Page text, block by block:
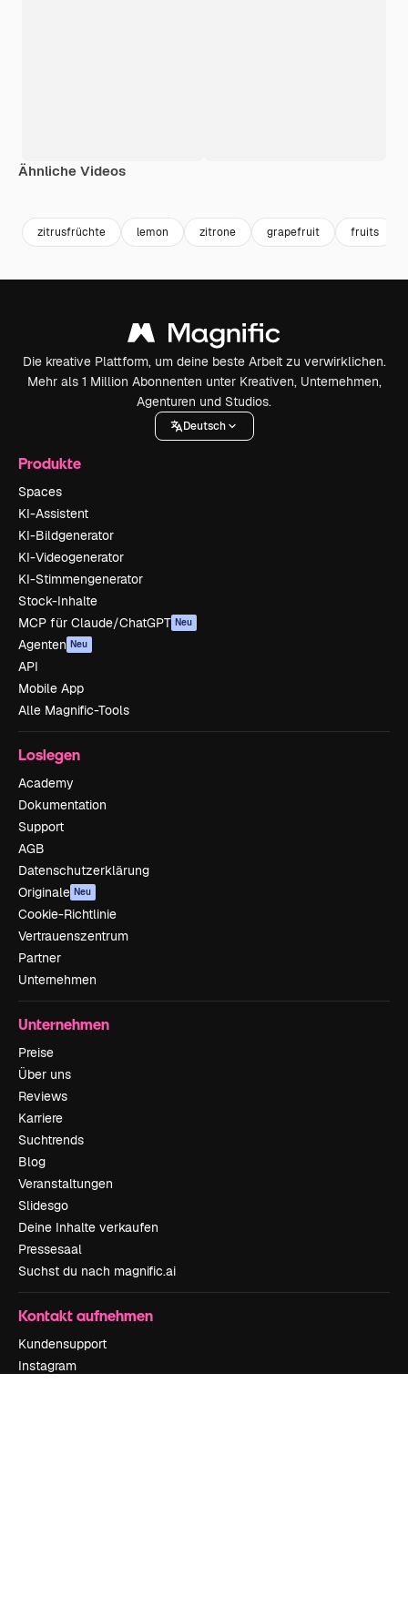
Ähnliche Videos
zitrusfrüchte lemon zitrone grapefruit fruits
Die kreative Plattform, um deine beste Arbeit zu verwirklichen.
Mehr als 1 Million Abonnenten unter Kreativen, Unternehmen,
Agenturen und Studios.
Deutsch
Produkte
Spaces
KI-Assistent
KI-Bildgenerator
KI-Videogenerator
KI-Stimmengenerator
Stock-Inhalte
MCP für Claude/ChatGPT Neu
Agenten Neu
API
Mobile App
Alle Magnific-Tools
Loslegen
Academy
Dokumentation
Support
AGB
Datenschutzerklärung
Originale Neu
Cookie-Richtlinie
Vertrauenszentrum
Partner
Unternehmen
Unternehmen
Preise
Über uns
Reviews
Karriere
Suchtrends
Blog
Veranstaltungen
Slidesgo
Deine Inhalte verkaufen
Pressesaal
Suchst du nach magnific.ai
Kontakt aufnehmen
Kundensupport
Instagram